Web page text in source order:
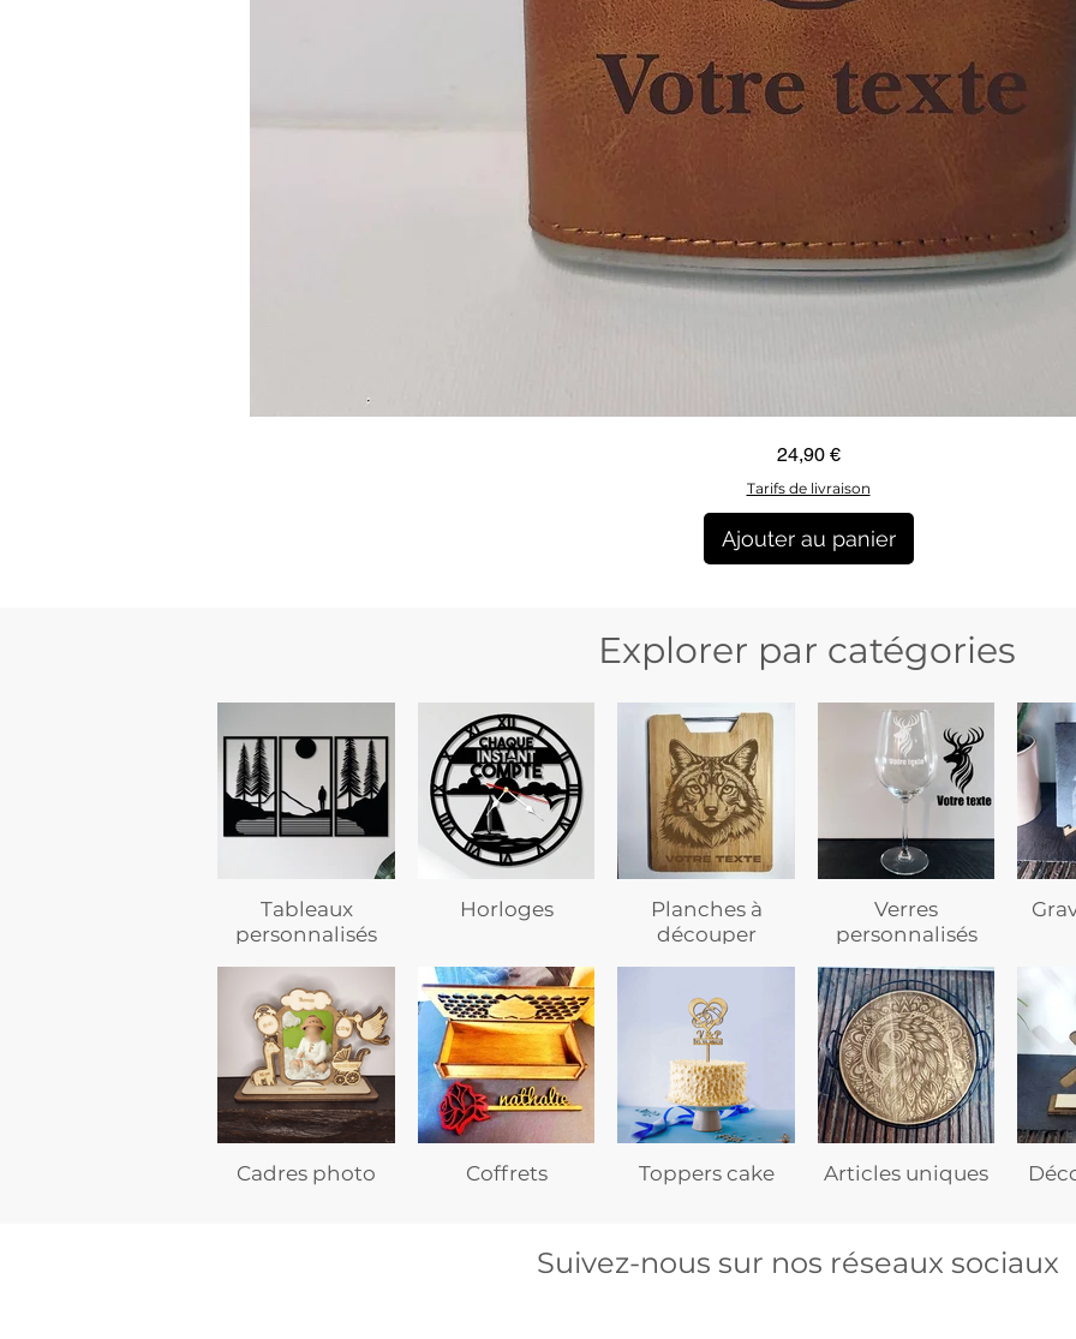
Aperçu rapide
Prix
24,90 €
Tarifs de livraison
Ajouter au panier
Explorer par catégories
Tableaux
personnalisés
Horloges
Planches à
découper
Verres
personnalisés
Cadres photo Coffrets Toppers cake Articles uniques
Suivez-nous sur nos réseaux sociaux